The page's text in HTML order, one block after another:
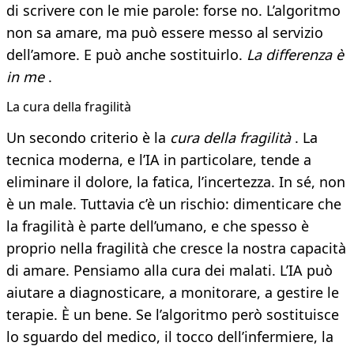
di scrivere con le mie parole: forse no. L’algoritmo
non sa amare, ma può essere messo al servizio
dell’amore. E può anche sostituirlo. La differenza è
in me.
La cura della fragilità
Un secondo criterio è la cura della fragilità. La
tecnica moderna, e l’IA in particolare, tende a
eliminare il dolore, la fatica, l’incertezza. In sé, non
è un male. Tuttavia c’è un rischio: dimenticare che
la fragilità è parte dell’umano, e che spesso è
proprio nella fragilità che cresce la nostra capacità
di amare. Pensiamo alla cura dei malati. L’IA può
aiutare a diagnosticare, a monitorare, a gestire le
terapie. È un bene. Se l’algoritmo però sostituisce
lo sguardo del medico, il tocco dell’infermiere, la